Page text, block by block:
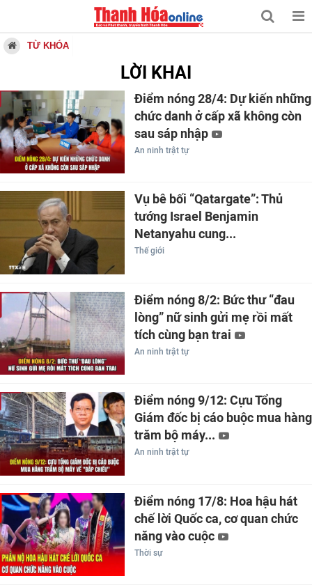
TỪ KHÓA
LỜI KHAI
Điểm nóng 28/4: Dự kiến những
chức danh ở cấp xã không còn
sau sáp nhập
An ninh trật tự
Vụ bê bối “Qatargate”: Thủ
tướng Israel Benjamin
Netanyahu cung...
Thế giới
Điểm nóng 8/2: Bức thư “đau
lòng” nữ sinh gửi mẹ rồi mất
tích cùng bạn trai
An ninh trật tự
Điểm nóng 9/12: Cựu Tổng
Giám đốc bị cáo buộc mua hàng
trăm bộ máy...
An ninh trật tự
Điểm nóng 17/8: Hoa hậu hát
chế lời Quốc ca, cơ quan chức
năng vào cuộc
Thời sự